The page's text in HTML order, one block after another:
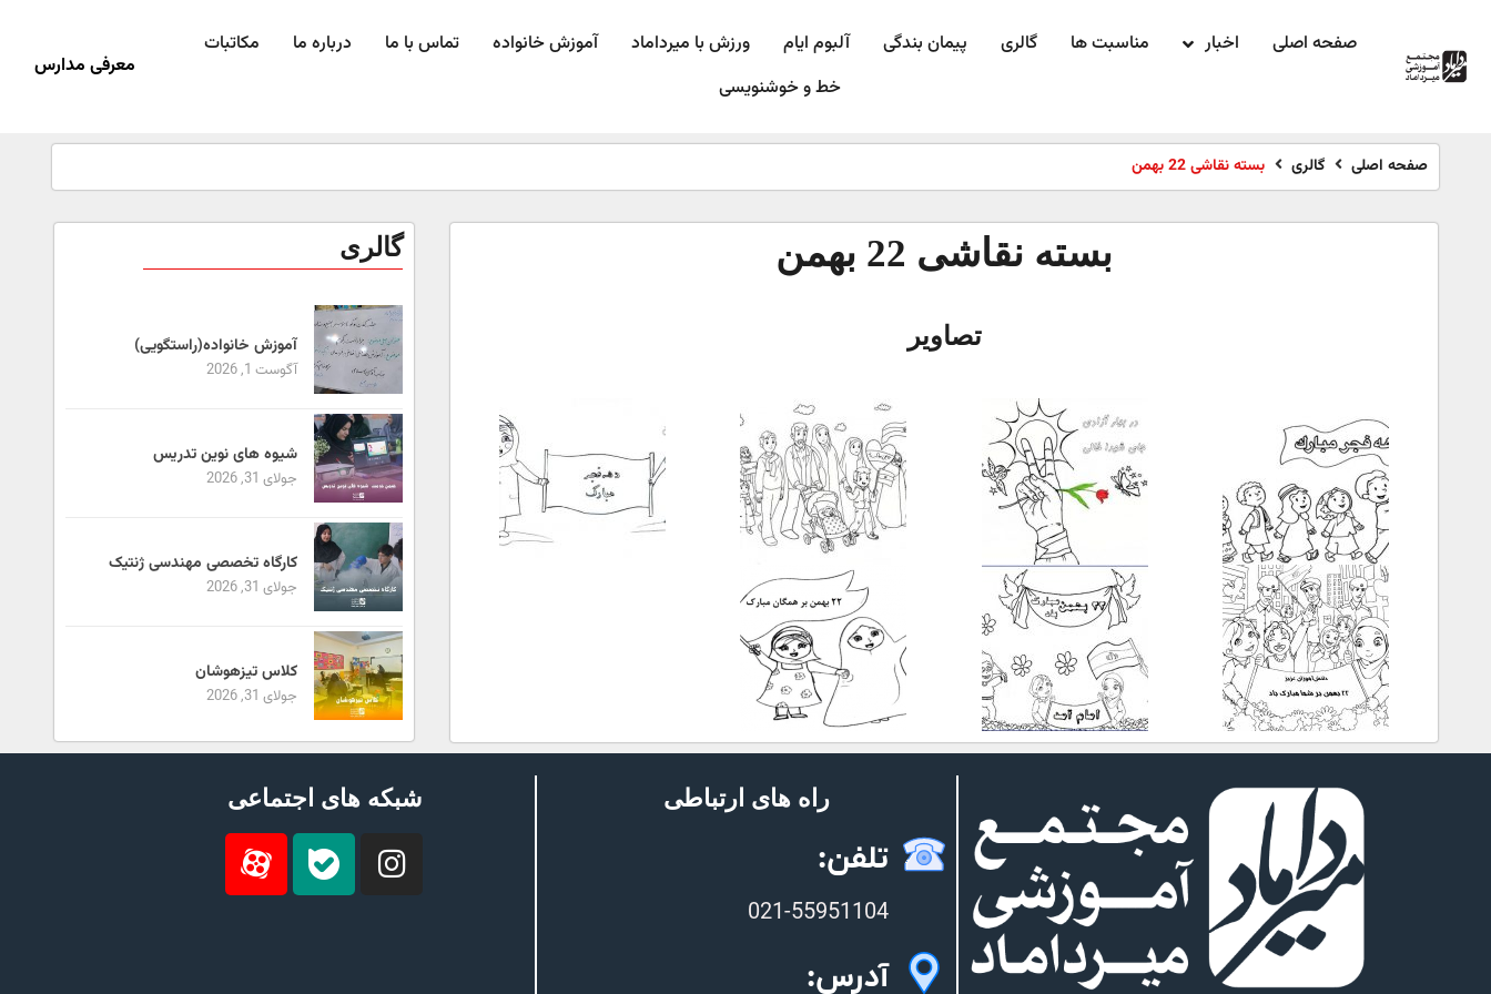
صفحه اصلی اخبار مناسبت ها گالری پیمان بندگی آلبوم ایام ورزش با میرداماد​ آموزش خانواده تماس با ما درباره ما
مکاتبات
خط و خوشنویسی
معرفی مدارس
صفحه اصلی گالری بسته نقاشی 22 بهمن
بسته نقاشی 22 بهمن
تصاویر
گالری
آموزش خانواده(راستگویی)
آگوست 1, 2026
شیوه های نوین تدریس
جولای 31, 2026
کارگاه تخصصی مهندسی ژنتیک
جولای 31, 2026
کلاس تیزهوشان
جولای 31, 2026
راه های ارتباطی
تلفن:
021-55951104
آدرس:
شبکه های اجتماعی